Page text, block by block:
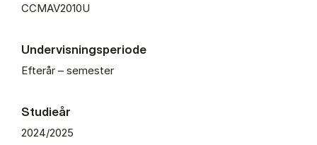
CCMAV2010U
Undervisningsperiode
Efterår – semester
Studieår
2024/2025